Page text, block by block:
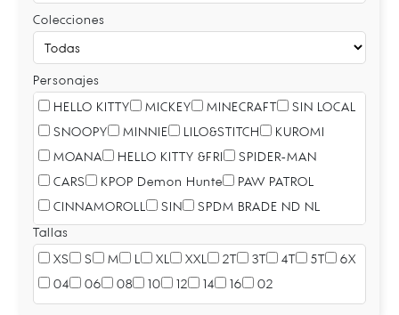
Colecciones
Personajes
HELLO KITTY
MICKEY MINECRAFT
SIN LOCAL
SNOOPY
MINNIE LILO&STITCH
KUROMI
MOANA
HELLO KITTY &FRI
SPIDER-MAN
CARS
KPOP Demon Hunte
PAW PATROL
CINNAMOROLL
SIN
SPDM BRADE ND NL
Tallas
XS
S M L XL XXL 2T 3T 4T 5T
6X
04
06 08 10 12 14 16 02